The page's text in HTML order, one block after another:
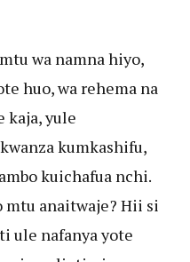
wa namna hiyo,
huo, wa rehema na
kaja, yule
kumkashifu,
kuichafua nchi.
mtu anaitwaje? Hii si
ule nafanya yote